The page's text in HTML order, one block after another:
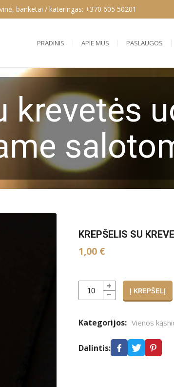
banketai / kateringas: +370 605 50201
PRADINIS APIE MUS PASLAUGOS
krevetės
KREPŠELIS SU
1,00 €
Į KREPŠELĮ
Alternative:
Kategorijos: Vienos
Dalintis: